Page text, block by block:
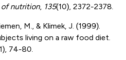
of nutrition, 135(10), 2372-2378.
M., & Klimek, J. (1999).
living on a raw food diet.
74-80.